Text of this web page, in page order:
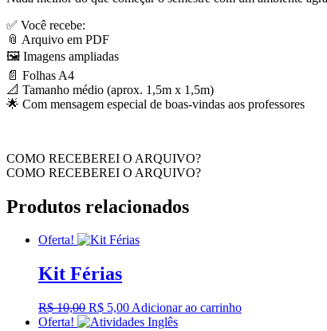
✅ Você recebe:
📎 Arquivo em PDF
🖼️ Imagens ampliadas
📄 Folhas A4
📐 Tamanho médio (aprox. 1,5m x 1,5m)
🌟 Com mensagem especial de boas-vindas aos professores
COMO RECEBEREI O ARQUIVO?
COMO RECEBEREI O ARQUIVO?
Produtos relacionados
Oferta!
Kit Férias
R$10,00 O
preço
R$ 5,00O
preço
Adicionar ao carrinho
Oferta!